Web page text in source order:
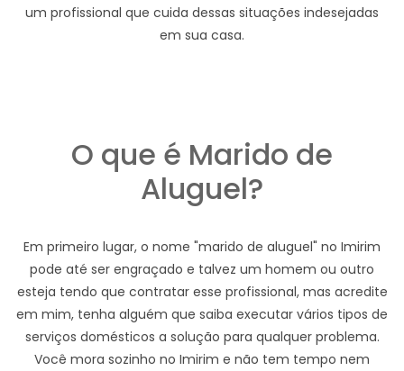
um profissional que cuida dessas situações indesejadas
em sua casa.
O que é Marido de
Aluguel?
Em primeiro lugar, o nome "marido de aluguel" no Imirim
pode até ser engraçado e talvez um homem ou outro
esteja tendo que contratar esse profissional, mas acredite
em mim, tenha alguém que saiba executar vários tipos de
serviços domésticos a solução para qualquer problema.
Você mora sozinho no Imirim e não tem tempo nem